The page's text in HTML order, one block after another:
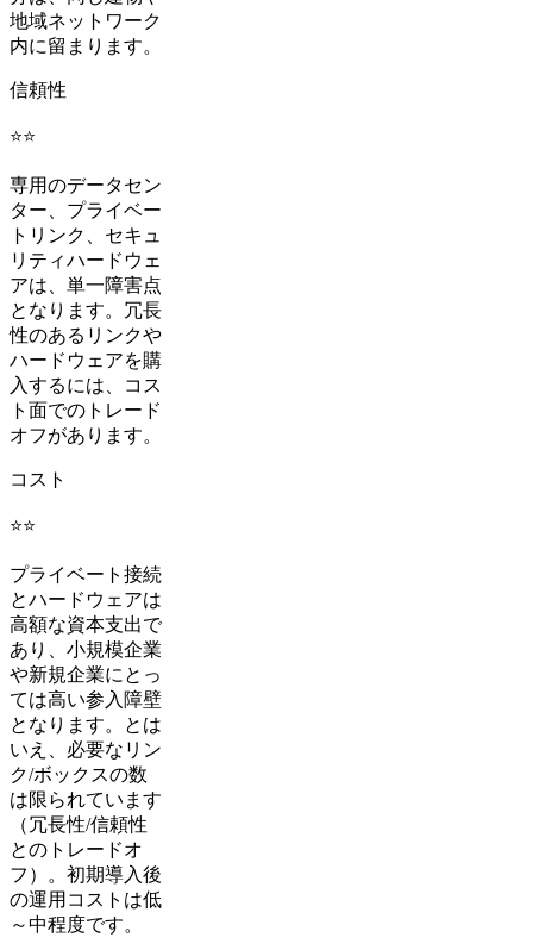
地域ネットワーク
内に留まります。
信頼性
⭐⭐
専用のデータセン
ター、プライベー
トリンク、セキュ
リティハードウェ
アは、単一障害点
となります。冗長
性のあるリンクや
ハードウェアを購
入するには、コス
ト面でのトレード
オフがあります。
コスト
⭐⭐
プライベート接続
とハードウェアは
高額な資本支出で
あり、小規模企業
や新規企業にとっ
ては高い参入障壁
となります。とは
いえ、必要なリン
ク/ボックスの数
は限られています
（冗長性/信頼性
とのトレードオ
フ）。初期導入後
の運用コストは低
～中程度です。